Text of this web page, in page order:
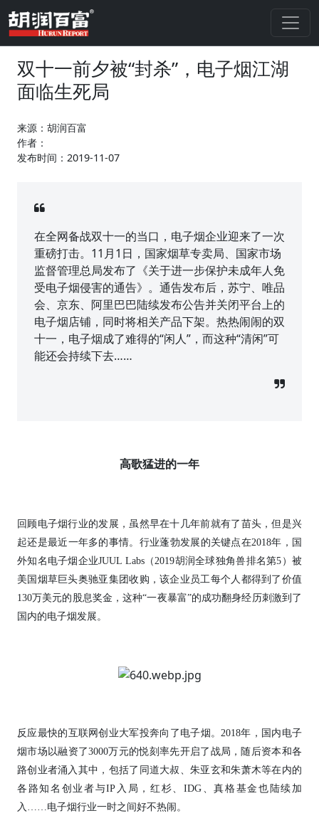
双十一前夕被“封杀”，电子烟江湖
面临生死局
来源：胡润百富
作者：
发布时间：2019-11-07
在全网备战双十一的当口，电子烟企业迎来了一次
重磅打击。11月1日，国家烟草专卖局、国家市场
监督管理总局发布了《关于进一步保护未成年人免
受电子烟侵害的通告》。通告发布后，苏宁、唯品
会、京东、阿里巴巴陆续发布公告并关闭平台上的
电子烟店铺，同时将相关产品下架。热热闹闹的双
十一，电子烟成了难得的“闲人”，而这种“清闲”可
能还会持续下去……
高歌猛进的一年
回顾电子烟行业的发展，虽然早在十几年前就有了苗头，但是兴
起还是最近一年多的事情。行业蓬勃发展的关键点在2018年，国
外知名电子烟企业JUUL Labs（2019胡润全球独角兽排名第5）被
美国烟草巨头奥驰亚集团收购，该企业员工每个人都得到了价值
130万美元的股息奖金，这种“一夜暴富”的成功翻身经历刺激到了
国内的电子烟发展。
反应最快的互联网创业大军投奔向了电子烟。2018年，国内电子
烟市场以融资了3000万元的悦刻率先开启了战局，随后资本和各
路创业者涌入其中，包括了同道大叔、朱亚玄和朱萧木等在内的
各路知名创业者与IP入局，红杉、IDG、真格基金也陆续加
入……电子烟行业一时之间好不热闹。